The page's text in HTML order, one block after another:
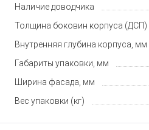
Наличие доводчика
Толщина боковин корпуса (ДСП)
Внутренняя глубина корпуса, мм
Габариты упаковки, мм
Ширина фасада, мм
Вес упаковки (кг)